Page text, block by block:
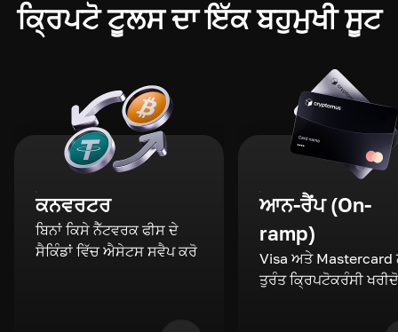
ਕ੍ਰਿਪਟੋ ਟੂਲਸ ਦਾ ਇੱਕ ਬਹੁਮੁਖੀ ਸੂਟ
ਕਨਵਰਟਰ
ਬਿਨਾਂ ਕਿਸੇ ਨੈੱਟਵਰਕ ਫੀਸ ਦੇ
ਸੈਕਿੰਡਾਂ ਵਿੱਚ ਐਸੇਟਸ ਸਵੈਪ ਕਰੋ
ਆਨ-ਰੈਂਪ (On-
ramp)
Visa ਅਤੇ Mastercard
ਤੁਰੰਤ ਕ੍ਰਿਪਟੋਕਰੰਸੀ ਖਰੀਦੋ